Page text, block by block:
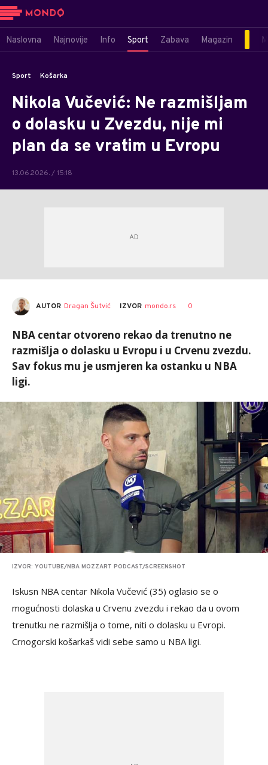
Naslovna Najnovije Info Sport Zabava Magazin
Sport Košarka
Nikola Vučević: Ne razmišljam
o dolasku u Zvezdu, nije mi
plan da se vratim u Evropu
13.06.2026. / 15:18
AUTOR Dragan Šutvić IZVOR mondo.rs 0
NBA centar otvoreno rekao da trenutno ne
razmišlja o dolasku u Evropu i u Crvenu zvezdu.
Sav fokus mu je usmjeren ka ostanku u NBA
ligi.
IZVOR: YOUTUBE/NBA MOZZART PODCAST/SCREENSHOT
Iskusn NBA centar Nikola Vučević (35) oglasio se o
mogućnosti dolaska u Crvenu zvezdu i rekao da u ovom
trenutku ne razmišlja o tome, niti o dolasku u Evropi.
Crnogorski košarkaš vidi sebe samo u NBA ligi.